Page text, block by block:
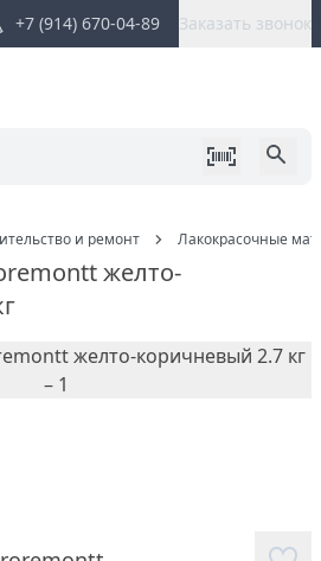
+7 (914) 670-04-89 Заказать звонок
и ремонт Лакокрасочные
желто-